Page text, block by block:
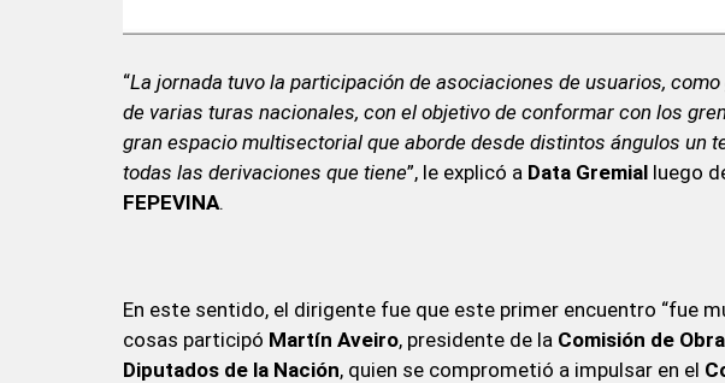
“La jornada tuvo la participación de asociaciones de usuarios,
de varias turas nacionales, con el objetivo de conformar con los
gran espacio multisectorial que aborde desde distintos ángulos un
todas las derivaciones que tiene”, le explicó a Data Gremial luego
FEPEVINA.
En este sentido, el dirigente fue que este primer encuentro “fue
cosas participó Martín Aveiro, presidente de la Comisión de
Diputados de la Nación, quien se comprometió a impulsar en el